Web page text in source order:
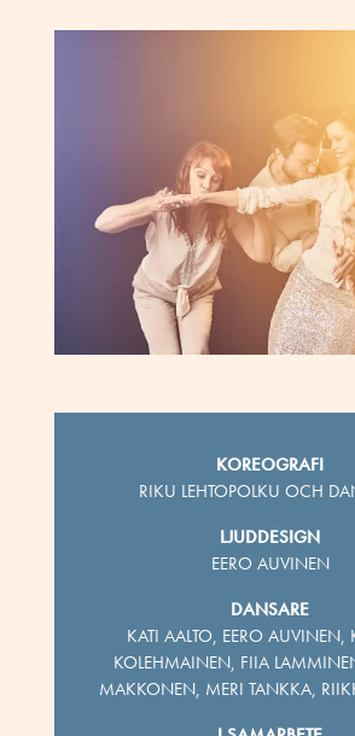
KOREOGRAFI
RIKU LEHTOPOLKU OCH
LJUDDESIGN
EERO AUVINEN
DANSARE
KATI AALTO, EERO AUVINEN,
KOLEHMAINEN, FIIA
MAKKONEN, MERI TANKKA,